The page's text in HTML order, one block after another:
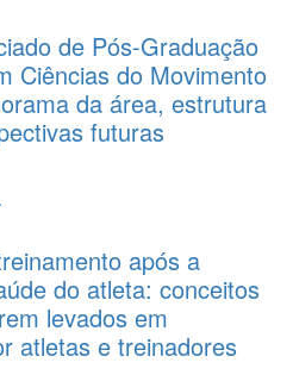
de Pós-Graduação
Ciências do Movimento
da área, estrutura
futuras
após a
do atleta: conceitos
levados em
atletas e treinadores